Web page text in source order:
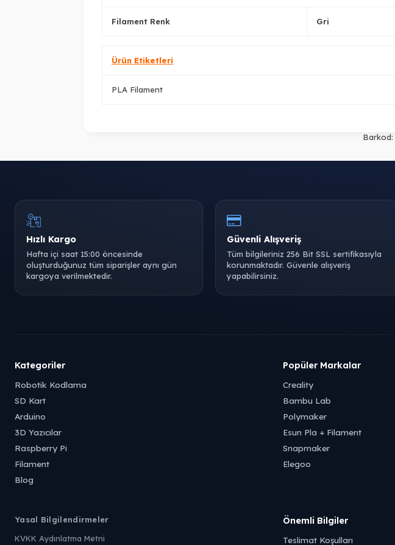
Filament Renk Gri
Ürün Etiketleri
PLA Filament
Barkod:
Hızlı Kargo
Hafta içi saat 15:00 öncesinde
oluşturduğunuz tüm siparişler aynı gün
kargoya verilmektedir.
Güvenli Alışveriş
Tüm bilgileriniz 256 Bit SSL sertifikasıyla
korunmaktadır. Güvenle alışveriş
yapabilirsiniz.
Kategoriler
Robotik Kodlama
SD Kart
Arduino
3D Yazıcılar
Raspberry Pi
Filament
Blog
Popüler Markalar
Creality
Bambu Lab
Polymaker
Esun Pla + Filament
Snapmaker
Elegoo
Yasal Bilgilendirmeler
KVKK Aydınlatma Metni
Önemli Bilgiler
Teslimat Koşulları